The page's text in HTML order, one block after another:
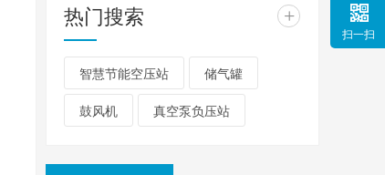
热门搜索 +
智慧节能空压站 储气罐
鼓风机 真空泵负压站
扫一扫